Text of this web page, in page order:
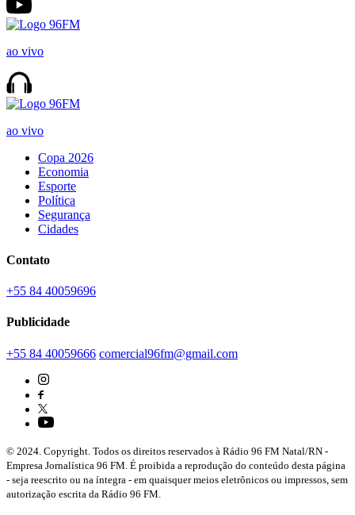
ao vivo
ao vivo
Copa 2026
Economia
Esporte
Política
Segurança
Cidades
Contato
+55 84 40059696
Publicidade
+55 84 40059666 comercial96fm@gmail.com
© 2024. Copyright. Todos os direitos reservados à Rádio 96 FM Natal/RN -
Empresa Jornalística 96 FM. É proibida a reprodução do conteúdo desta página
- seja reescrito ou na íntegra - em quaisquer meios eletrônicos ou impressos, sem
autorização escrita da Rádio 96 FM.